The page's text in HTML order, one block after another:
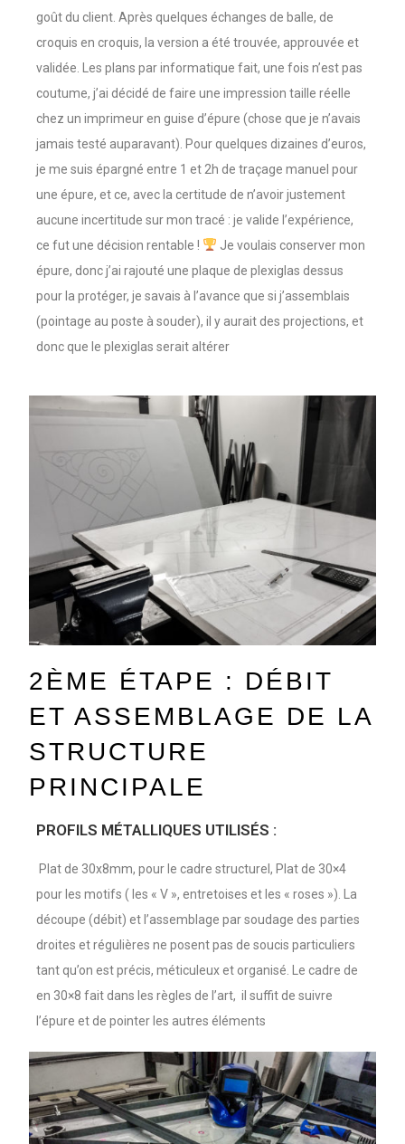
goût du client. Après quelques échanges de balle, de
croquis en croquis, la version a été trouvée, approuvée et
validée. Les plans par informatique fait, une fois n’est pas
coutume, j’ai décidé de faire une impression taille réelle
chez un imprimeur en guise d’épure (chose que je n’avais
jamais testé auparavant). Pour quelques dizaines d’euros,
je me suis épargné entre 1 et 2h de traçage manuel pour
une épure, et ce, avec la certitude de n’avoir justement
aucune incertitude sur mon tracé : je valide l’expérience,
ce fut une décision rentable !
Je voulais conserver mon
épure, donc j’ai rajouté une plaque de plexiglas dessus
pour la protéger, je savais à l’avance que si j’assemblais
(pointage au poste à souder), il y aurait des projections, et
donc que le plexiglas serait altérer
2ÈME ÉTAPE : DÉBIT
ET ASSEMBLAGE DE LA
STRUCTURE
PRINCIPALE
PROFILS MÉTALLIQUES UTILISÉS :
Plat de 30x8mm, pour le cadre structurel, Plat de 30×4
pour les motifs ( les « V », entretoises et les « roses »). La
découpe (débit) et l’assemblage par soudage des parties
droites et régulières ne posent pas de soucis particuliers
tant qu’on est précis, méticuleux et organisé. Le cadre de
en 30×8 fait dans les règles de l’art, il suffit de suivre
l’épure et de pointer les autres éléments